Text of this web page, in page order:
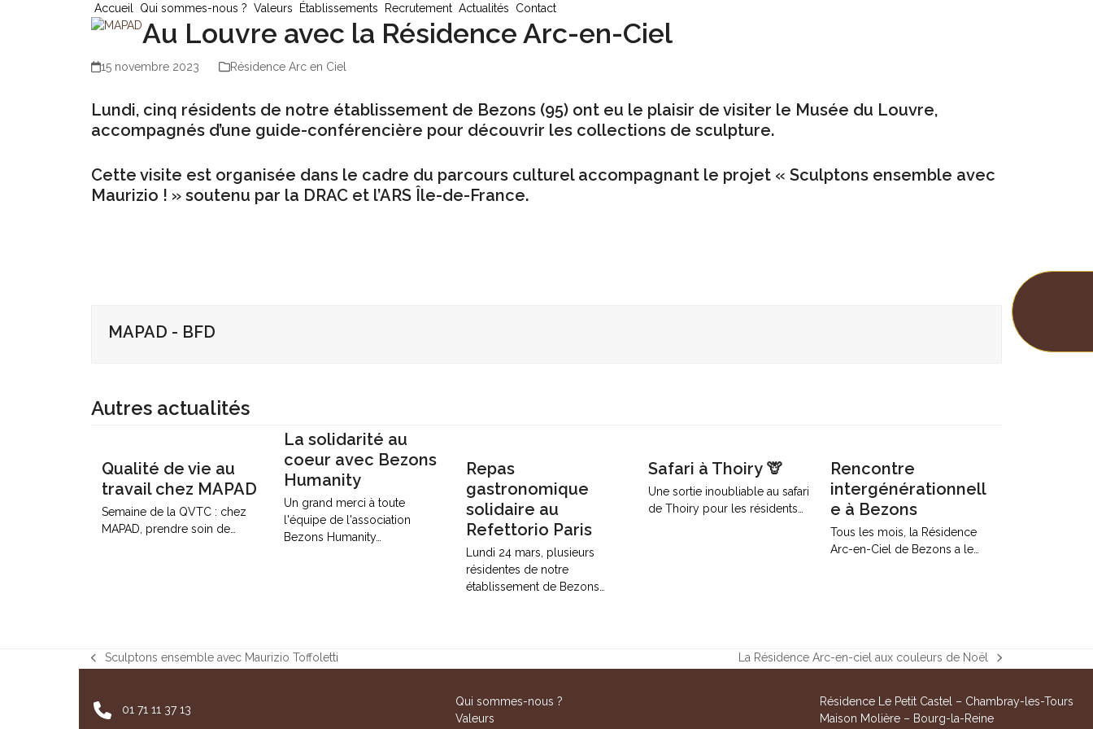
Accueil Qui sommes-nous ? Valeurs Établissements Recrutement Actualités Contact
Au Louvre avec la Résidence Arc-en-Ciel
15 novembre 2023 Résidence Arc en Ciel
Lundi, cinq résidents de notre établissement de Bezons (95) ont eu le plaisir de visiter le Musée du Louvre,
accompagnés d’une guide-conférencière pour découvrir les collections de sculpture.
Cette visite est organisée dans le cadre du parcours culturel accompagnant le projet « Sculptons ensemble avec
Maurizio ! » soutenu par la DRAC et l’ARS Île-de-France.
MAPAD - BFD
Autres actualités
Qualité de vie au
travail chez MAPAD
Semaine de la QVTC : chez
MAPAD, prendre soin de…
La solidarité au
coeur avec Bezons
Humanity
Un grand merci à toute
l'équipe de l'association
Bezons Humanity…
Repas
gastronomique
solidaire au
Refettorio Paris
Lundi 24 mars, plusieurs
résidentes de notre
établissement de Bezons…
Safari à Thoiry 🦒
Une sortie inoubliable au safari
de Thoiry pour les résidents…
Rencontre
intergénérationnell
e à Bezons
Tous les mois, la Résidence
Arc-en-Ciel de Bezons a le…
previous
Sculptons ensemble avec Maurizio Toffoletti
next
La Résidence Arc-en-ciel aux couleurs de Noël
01 71 11 37 13
Qui sommes-nous ?
Valeurs
Résidence Le Petit Castel – Chambray-les-Tours
Maison Molière – Bourg-la-Reine